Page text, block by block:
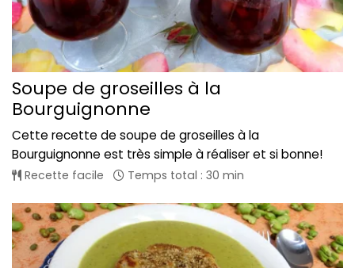
Soupe de groseilles à la
Bourguignonne
Cette recette de soupe de groseilles à la
Bourguignonne est très simple à réaliser et si bonne!
Recette facile Temps total : 30 min